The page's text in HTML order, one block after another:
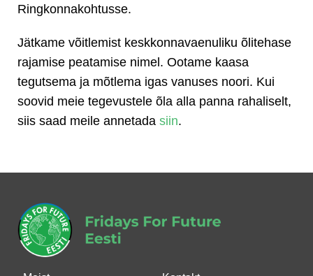
Ringkonnakohtusse.
Jätkame võitlemist keskkonnavaenuliku õlitehase
rajamise peatamise nimel. Ootame kaasa
tegutsema ja mõtlema igas vanuses noori. Kui
soovid meie tegevustele õla alla panna rahaliselt,
siis saad meile annetada siin.